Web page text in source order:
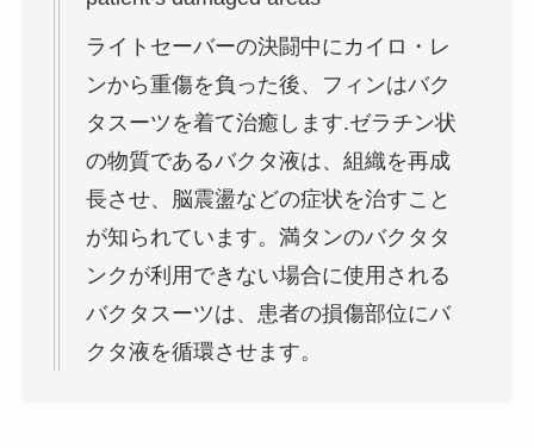
ライトセーバーの決闘中にカイロ・レ
ンから重傷を負った後、フィンはバク
タスーツを着て治癒します.ゼラチン状
の物質であるバクタ液は、組織を再成
長させ、脳震盪などの症状を治すこと
が知られています。満タンのバクタタ
ンクが利用できない場合に使用される
バクタスーツは、患者の損傷部位にバ
クタ液を循環させます。